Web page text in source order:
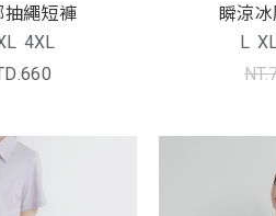
繩短褲
4XL
瞬涼
L